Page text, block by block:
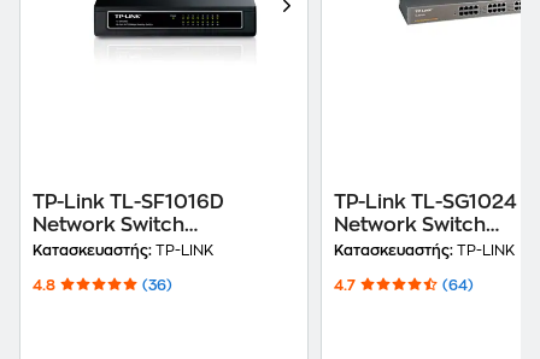
TP-Link TL-SF1016D
Network Switch
Unmanaged Fast Ethernet
Κατασκευαστής: TP-LINK
4.8 (36)
TP-Link TL-SG1024
Network Switch
Unmanaged L2
Θύρες
Κατασκευαστής: TP-LINK
4.7 (64)